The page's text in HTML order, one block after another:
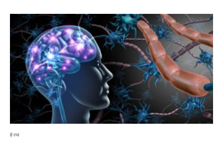
हेल्थ